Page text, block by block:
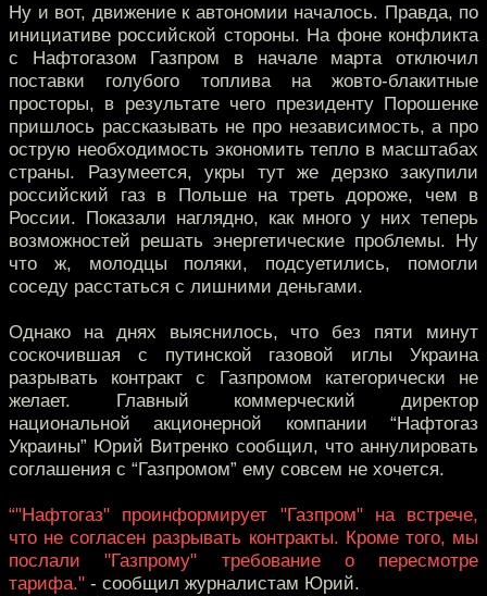
Ну и вот, движение к автономии началось. Правда, по
инициативе российской стороны. На фоне конфликта
с Нафтогазом Газпром в начале марта отключил
поставки голубого топлива на жовто-блакитные
просторы, в результате чего президенту Порошенке
пришлось рассказывать не про независимость, а про
острую необходимость экономить тепло в масштабах
страны. Разумеется, укры тут же дерзко закупили
российский газ в Польше на треть дороже, чем в
России. Показали наглядно, как много у них теперь
возможностей решать энергетические проблемы. Ну
что ж, молодцы поляки, подсуетились, помогли
соседу расстаться с лишними деньгами.
Однако на днях выяснилось, что без пяти минут
соскочившая с путинской газовой иглы Украина
разрывать контракт с Газпромом категорически не
желает. Главный коммерческий директор
национальной акционерной компании “Нафтогаз
Украины” Юрий Витренко сообщил, что аннулировать
соглашения с “Газпромом” ему совсем не хочется.
“"Нафтогаз" проинформирует "Газпром" на встрече,
что не согласен разрывать контракты. Кроме того, мы
послали "Газпрому" требование о пересмотре
тарифа." - сообщил журналистам Юрий.